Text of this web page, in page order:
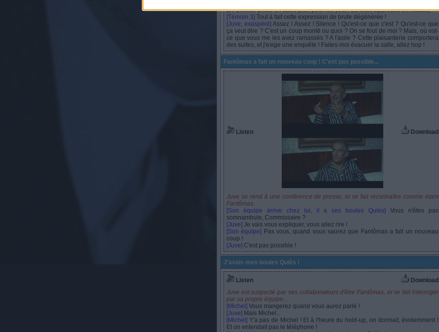
[Le policier place un autre plan pour les yeux. La foule approuve en masse]
[Témoin 3] Tout à fait cette expression de brute dégénérée !
[Juve, exaspéré] Assez ! Assez ! Silence ! Qu'est-ce que c'est ? Qu'est-ce que
ça veut dire ? C'est un coup monté ou quoi ? On se fout de moi ? Mais, où est-
ce que vous me les avez ramassés ? A l'asile ? Cette plaisanterie comportera
des suites, et j'exige une enquête ! Faites-moi évacuer la salle, allez hop !
Fantômas a fait un nouveau coup ! C'est pas possible...
Listen Download
Juve se rend à une conférence de presse, et se fait reconnaître comme étant
Fantômas.
[Son équipe arrive chez lui, il a ses boules Quiès]
Vous n'êtes pas
somnambule, Commissaire ?
[Juve] Je vais vous expliquer, vous allez rire !
[Son équipe]
Pas vous, quand vous saurez que Fantômas a fait un nouveau
coup !
[Juve] C'est pas possible !
J'avais mes boules Quiès !
Listen
Download
Juve est suspecté par ses collaborateurs d'être Fantômas, et se fait interroger
par sa propre équipe...
[Michel] Vous mangerez quand vous aurez parlé !
[Juve] Mais Michel...
[Michel] Y'a pas de Michel ! Et à l'heure du hold-up, on dormait, évidemment !
Et on entendait pas le téléphone !